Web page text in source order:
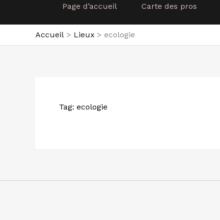
Page d’accueil Carte des pros
Accueil Lieux ecologie
Tag: ecologie